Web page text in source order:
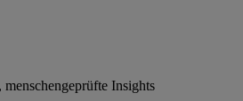
Insights